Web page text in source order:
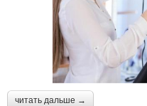
читать дальше →